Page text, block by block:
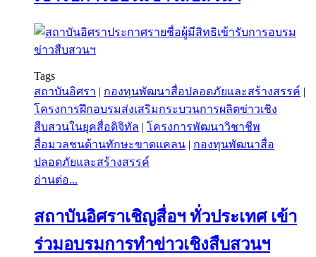
Tags
สถาบันอิศรา | กองทุนพัฒนาสื่อปลอดภัยและสร้างสรรค์ |
โครงการฝึกอบรมส่งเสริมกระบวนการผลิตข่าวเชิง
สืบสวนในยุคสื่อดิจิทัล | โครงการพัฒนาวิชาชีพ
สื่อมวลชนด้านทักษะขาดแคลน | กองทุนพัฒนาสื่อ
ปลอดภัยและสร้างสรรค์
อ่านต่อ...
สถาบันอิศราเชิญสื่อฯ ทั่วประเทศ เข้า
ร่วมอบรมการทำข่าวเชิงสืบสวนฯ